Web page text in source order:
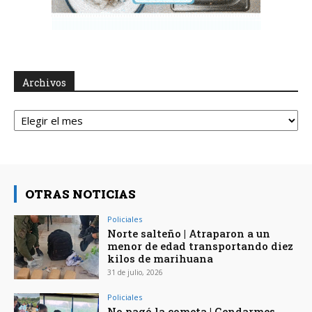
Archivos
Archivos
OTRAS NOTICIAS
Policiales
Norte salteño | Atraparon a un
menor de edad transportando diez
kilos de marihuana
31 de julio, 2026
Policiales